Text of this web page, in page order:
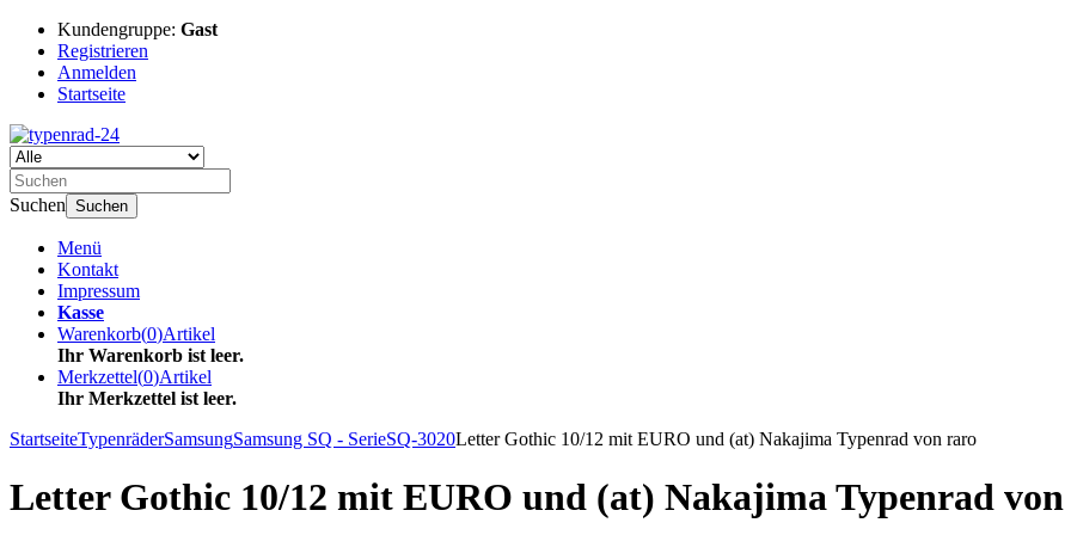
Kundengruppe: Gast
Registrieren
Anmelden
Startseite
Suchen Suchen
Menü
Kontakt
Impressum
Kasse
Warenkorb(0)Artikel
Ihr Warenkorb ist leer.
Merkzettel(0)Artikel
Ihr Merkzettel ist leer.
StartseiteTypenräderSamsungSamsung SQ - SerieSQ-3020Letter Gothic 10/12 mit EURO und (at) Nakajima Typenrad von raro
Letter Gothic 10/12 mit EURO und (at) Nakajima Typenrad